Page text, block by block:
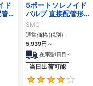
ド
形
4.3
5ポートソレノイド
バルブ 直接配管形
単体 SY5000シリ
ーズ
SMC
通常価格(税別)：
5,939円 ～
在庫品1日目～
当日出荷可能